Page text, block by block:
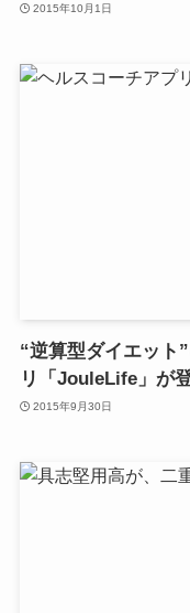
2015年10月1日
“逆算型ダイエット
リ「JouleLife」が
2015年9月30日